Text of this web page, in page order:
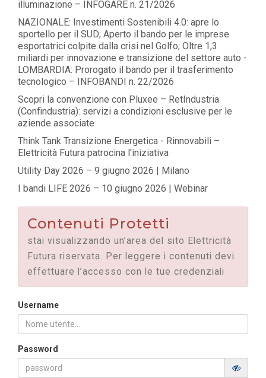
illuminazione – INFOGARE n. 21/2026
NAZIONALE: Investimenti Sostenibili 4.0: apre lo
sportello per il SUD; Aperto il bando per le imprese
esportatrici colpite dalla crisi nel Golfo; Oltre 1,3
miliardi per innovazione e transizione del settore auto -
LOMBARDIA: Prorogato il bando per il trasferimento
tecnologico – INFOBANDI n. 22/2026
Scopri la convenzione con Pluxee – RetIndustria
(Confindustria): servizi a condizioni esclusive per le
aziende associate
Think Tank Transizione Energetica - Rinnovabili –
Elettricità Futura patrocina l'iniziativa
Utility Day 2026 – 9 giugno 2026 | Milano
I bandi LIFE 2026 – 10 giugno 2026 | Webinar
Contenuti Protetti
stai visualizzando un’area del sito Elettricità
Futura riservata. Per leggere i contenuti devi
effettuare l’accesso con le tue credenziali
Username
Password